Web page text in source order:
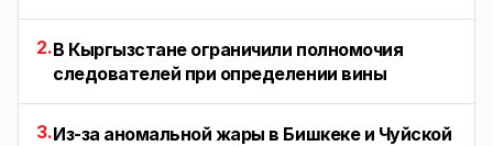
2.В Кыргызстане ограничили полномочия
следователей при определении вины
3.Из-за аномальной жары в Бишкеке и Чуйской